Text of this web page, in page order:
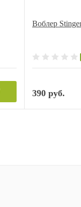
Воблер
390 руб.